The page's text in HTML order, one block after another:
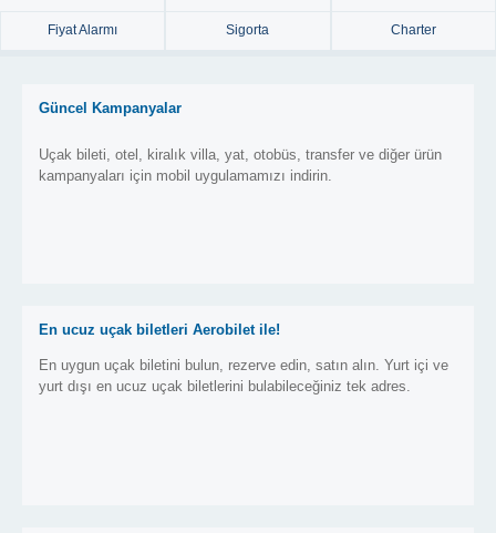
Fiyat Alarmı Sigorta Charter
Güncel Kampanyalar
Uçak bileti, otel, kiralık villa, yat, otobüs, transfer ve diğer ürün
kampanyaları için mobil uygulamamızı indirin.
En ucuz uçak biletleri Aerobilet ile!
En uygun uçak biletini bulun, rezerve edin, satın alın. Yurt içi ve
yurt dışı en ucuz uçak biletlerini bulabileceğiniz tek adres.